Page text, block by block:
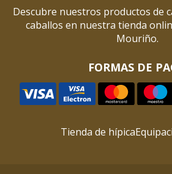
Descubre nuestros productos de
caballos en nuestra tienda
Mouriño.
FORMAS DE
Tienda de hípica